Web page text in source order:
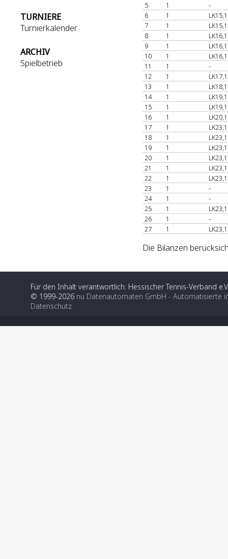
TURNIERE
Turnierkalender
ARCHIV
Spielbetrieb
5
1
-
6
1
LK15,1
7
1
LK15,1
8
1
LK16,1
9
1
LK16,1
10
1
LK16,1
11
1
-
12
1
LK17,1
13
1
LK18,1
14
1
LK19,1
15
1
LK19,1
16
1
LK20,1
17
1
LK23,1
18
1
LK23,1
19
1
LK23,1
20
1
LK23,1
21
1
LK23,1
22
1
LK23,1
23
1
-
24
1
-
25
1
LK23,1
26
1
-
27
1 LK23,1
Die Bilanzen
Für den Inhalt verantwortlich: Hessischer Tennis-Verband
© 1999-2026 nu Datenautomaten GmbH - Automatisierte
Datenschutz